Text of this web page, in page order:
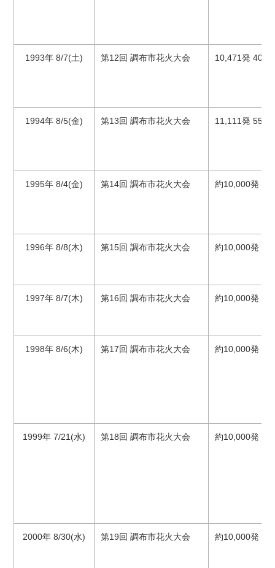
1993年 8/7(土) 第12回 調布市花火大会 10,471発 40万
1994年 8/5(金) 第13回 調布市花火大会 11,111発 55万
1995年 8/4(金) 第14回 調布市花火大会 約10,000発 45
1996年 8/8(木) 第15回 調布市花火大会 約10,000発
1997年 8/7(木) 第16回 調布市花火大会 約10,000発
1998年 8/6(木) 第17回 調布市花火大会 約10,000発
1999年 7/21(水) 第18回 調布市花火大会 約10,000発 25
2000年 8/30(水) 第19回 調布市花火大会 約10,000発 35